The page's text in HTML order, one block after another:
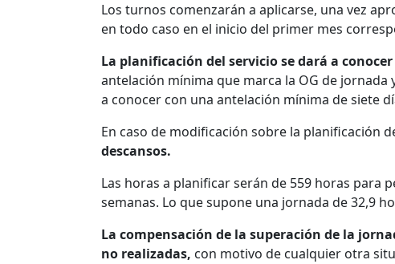
Los turnos comenzarán a aplicarse, una vez
en todo caso en el inicio del primer mes
La planificación del servicio se dará a
antelación mínima que marca la OG de jornada
a conocer con una antelación mínima de siete
En caso de modificación sobre la planificación
descansos.
Las horas a planificar serán de 559 horas para
semanas. Lo que supone una jornada de 32,9
La compensación de la superación de la
no realizadas, con motivo de cualquier otra